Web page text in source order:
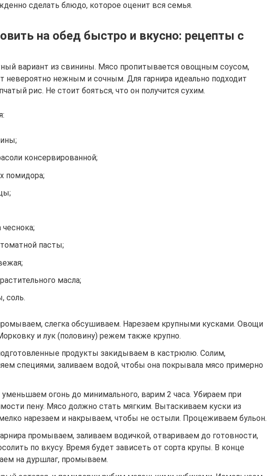
сделать блюдо, которое оценит вся семья.
на обед быстро и вкусно: рецепты с
вариант из свинины. Мясо пропитывается овощным соусом,
невероятно нежным и сочным. Для гарнира идеально подходит
рис. Не стоит бояться, что он получится сухим.
консервированной;
помидора;
чеснока;
томатной пасты;
масла;
соль.
слегка обсушиваем. Нарезаем крупными кусками. Овощи
и лук (половину) режем также крупно.
продукты закидываем в кастрюлю. Солим,
специями, заливаем водой, чтобы она покрывала мясо примерно
огонь до минимального, варим 2 часа. Убираем при
пену. Мясо должно стать мягким. Вытаскиваем куски из
нарезаем и накрываем, чтобы не остыли. Процеживаем бульон.
промываем, заливаем водичкой, отвариваем до готовности,
по вкусу. Время будет зависеть от сорта крупы. В конце
на дуршлаг, промываем.